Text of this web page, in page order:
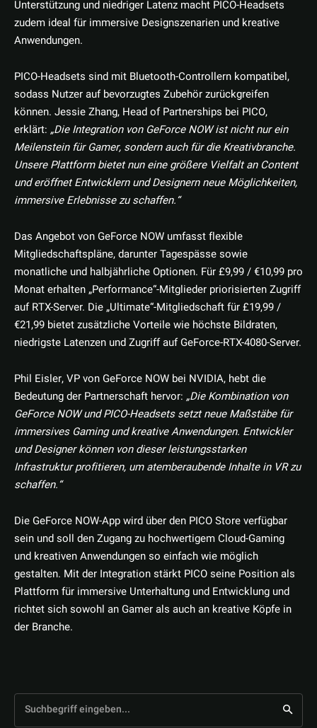
Unterstützung und niedriger Latenz macht PICO-Headsets
zudem ideal für immersive Designszenarien und kreative
Anwendungen.
PICO-Headsets sind mit Bluetooth-Controllern kompatibel,
sodass Nutzer auf bevorzugtes Zubehör zurückgreifen
können. Jessie Zhang, Head of Partnerships bei PICO,
erklärt: „Die Integration von GeForce NOW ist nicht nur ein
Meilenstein für Gamer, sondern auch für die Kreativbranche.
Unsere Plattform bietet nun eine größere Vielfalt an Content
und eröffnet Entwicklern und Designern neue Möglichkeiten,
immersive Erlebnisse zu schaffen.“
Das Angebot von GeForce NOW umfasst flexible
Mitgliedschaftspläne, darunter Tagespässe sowie
monatliche und halbjährliche Optionen. Für £9,99 / €10,99 pro
Monat erhalten „Performance“-Mitglieder priorisierten Zugriff
auf RTX-Server. Die „Ultimate“-Mitgliedschaft für £19,99 /
€21,99 bietet zusätzliche Vorteile wie höchste Bildraten,
niedrigste Latenzen und Zugriff auf GeForce-RTX-4080-Server.
Phil Eisler, VP von GeForce NOW bei NVIDIA, hebt die
Bedeutung der Partnerschaft hervor: „Die Kombination von
GeForce NOW und PICO-Headsets setzt neue Maßstäbe für
immersives Gaming und kreative Anwendungen. Entwickler
und Designer können von dieser leistungsstarken
Infrastruktur profitieren, um atemberaubende Inhalte in VR zu
schaffen.“
Die GeForce NOW-App wird über den PICO Store verfügbar
sein und soll den Zugang zu hochwertigem Cloud-Gaming
und kreativen Anwendungen so einfach wie möglich
gestalten. Mit der Integration stärkt PICO seine Position als
Plattform für immersive Unterhaltung und Entwicklung und
richtet sich sowohl an Gamer als auch an kreative Köpfe in
der Branche.
Suchbegriff eingeben...